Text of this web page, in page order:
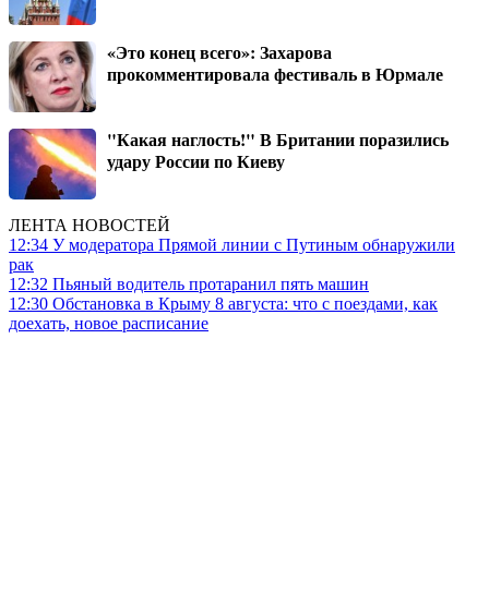
«Это конец всего»: Захарова
прокомментировала фестиваль в Юрмале
"Какая наглость!" В Британии поразились
удару России по Киеву
ЛЕНТА НОВОСТЕЙ
12:34 У модератора Прямой линии с Путиным обнаружили
рак
12:32 Пьяный водитель протаранил пять машин
12:30 Обстановка в Крыму 8 августа: что с поездами, как
доехать, новое расписание